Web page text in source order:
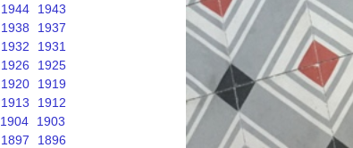
1944
1943
1938
1937
1932
1931
1926
1925
1920
1919
1913
1912
1904
1903
1897
1896